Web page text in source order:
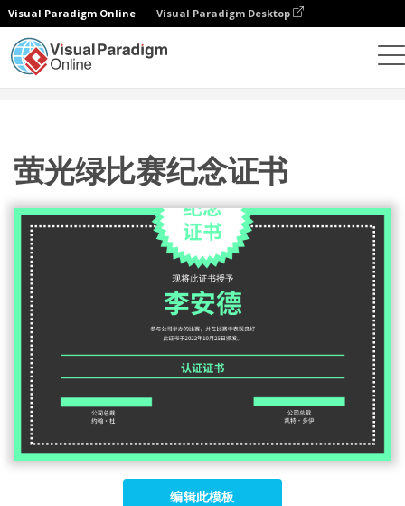
Visual Paradigm Online Visual Paradigm Desktop
萤光绿比赛纪念证书
编辑此模板